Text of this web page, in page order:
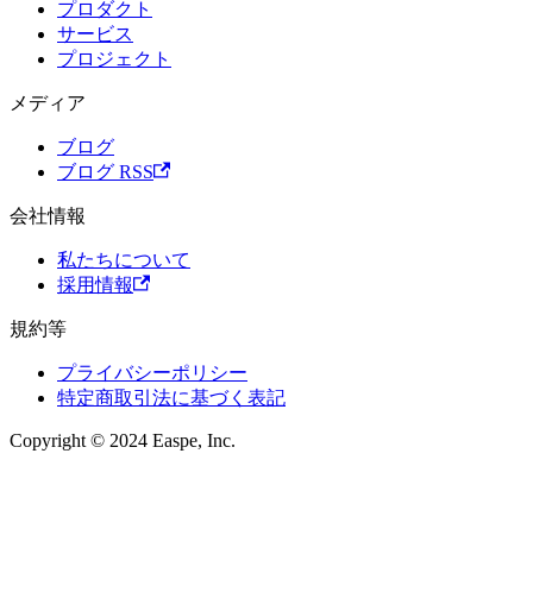
プロダクト
サービス
プロジェクト
メディア
ブログ
ブログ RSS
会社情報
私たちについて
採用情報
規約等
プライバシーポリシー
特定商取引法に基づく表記
Copyright © 2024 Easpe, Inc.